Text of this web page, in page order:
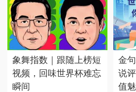
象舞指数｜跟随上榜短
视频，回味世界杯难忘
瞬间
金
说
值